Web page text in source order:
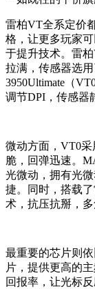
雷柏VT全系定价
格，让更多玩家
于提升技术。雷
拉满，传感器选
3950Ultimate（
调节DPI，传感器
微动方面，VT0
脆，回弹迅速。
光微动，拥有光
捷。同时，搭载
术，抗压抗掰，多
最重要的芯片则
片，提供更高的
回报率，让光标